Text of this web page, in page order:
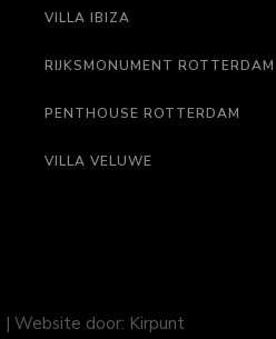
VILLA IBIZA
RIJKSMONUMENT ROTTERDAM
PENTHOUSE ROTTERDAM
VILLA VELUWE
Website door: Kirpunt